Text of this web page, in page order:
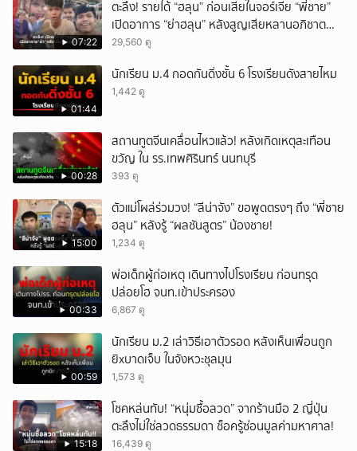
07:22
ตะลึง! รายได้ “ฮลุน” ก่อนเสียในจอร์เจีย “พี่ชาย”
เปิดอาการ “ย่าฮลุน” หลังสูญเสียหลานอภิชาต
บุตร!
29,560 ดู
01:44
นักเรียน ม.4 กอดกันดิ่งชั้น 6 โรงเรียนดังสายไหม
1,442 ดู
00:28
สถานทูตจีนเคลื่อนไหวแล้ว! หลังเกิดเหตุสะเทือน
ขวัญ ใน รร.เทพศิรินทร์ นนทบุรี
393 ดู
15:00
ตัวแม่โผล่ร่วมวง! “ลีน่าจัง” ขอพูดตรงๆ ถึง “พี่ชาย
ฮลุน” หลังรู้ “ผลชันสูตร” น้องชาย!
1,234 ดู
00:33
พ่อเด็กผู้ก่อเหตุ เดินทางไปโรงเรียน ก่อนทรุด
ปล่อยโฮ จนท.เข้าประครอง
6,867 ดู
00:59
นักเรียน ม.2 เล่าวิธีเอาตัวรอด หลังเห็นเพื่อนถูก
ยิxบาดเจ็บ ในจังหวะชุลมุน
1,573 ดู
15:18
โชคหล่นทับ! “หนุ่มซื้อลวด” จากร้านมือ 2 ญี่ปุ่น
ตะลึงไม่ใช่ลวดธรรมดา ช็อครู้ซ่อนมูลค่ามหาศาล!
16,439 ดู